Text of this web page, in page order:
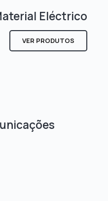
Eléctrico
VER PRODUTOS